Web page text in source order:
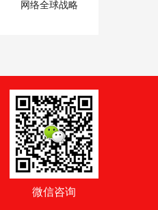
网络全球战略
微信咨询